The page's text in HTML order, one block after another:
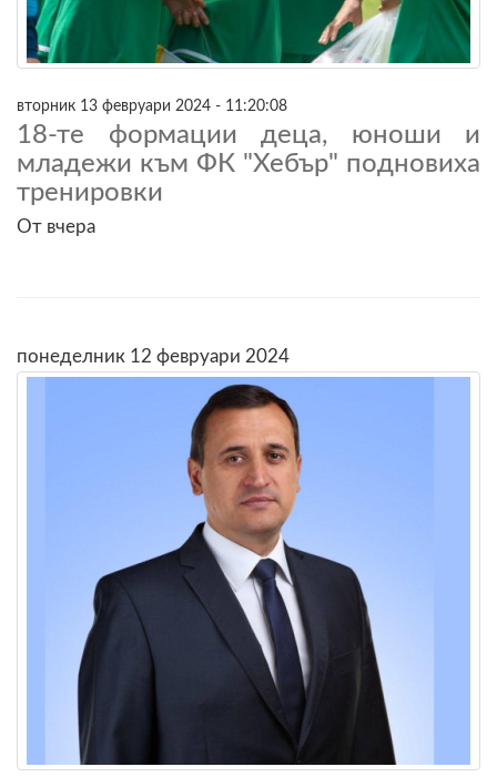
вторник 13 февруари 2024 - 11:20:08
18-те формации деца, юноши и
младежи към ФК "Хебър" подновиха
тренировки
От вчера
понеделник 12 февруари 2024